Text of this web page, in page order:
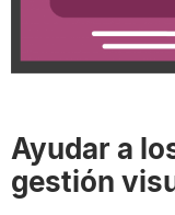
Ayudar a
gestión